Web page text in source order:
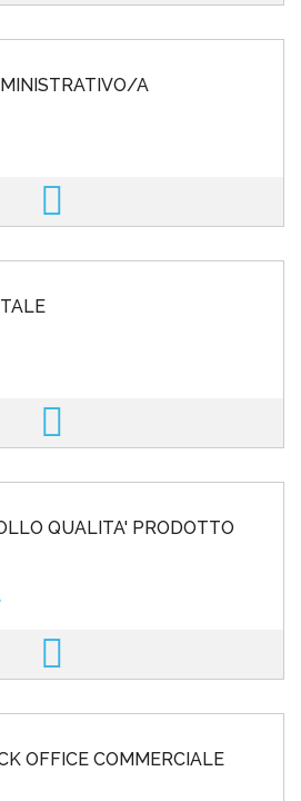
A
QUALITA' PRODOTTO
OFFICE COMMERCIALE